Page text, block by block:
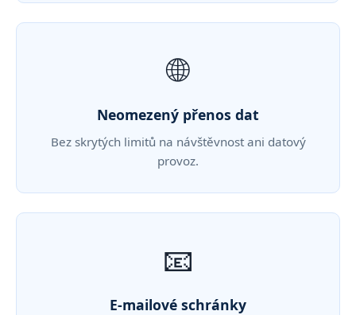
🌐
Neomezený přenos dat
Bez skrytých limitů na návštěvnost ani datový
provoz.
📧
E-mailové schránky